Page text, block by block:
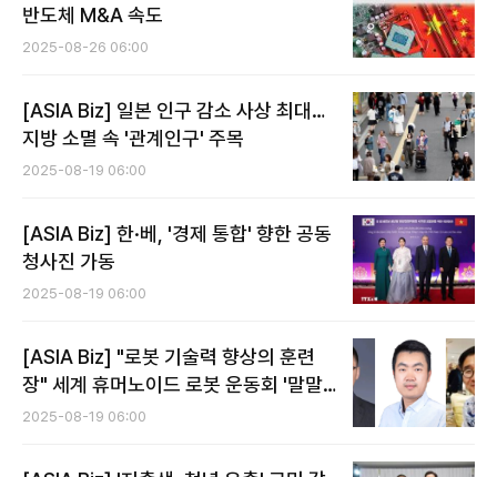
반도체 M&A 속도
2025-08-26 06:00
[ASIA Biz] 일본 인구 감소 사상 최대…
지방 소멸 속 '관계인구' 주목
2025-08-19 06:00
[ASIA Biz] 한·베, '경제 통합' 향한 공동
청사진 가동
2025-08-19 06:00
[ASIA Biz] "로봇 기술력 향상의 훈련
장" 세계 휴머노이드 로봇 운동회 '말말
말'
2025-08-19 06:00